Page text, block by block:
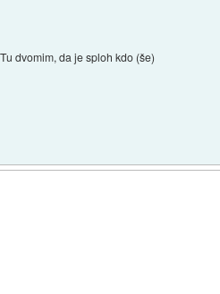
dvomim, da je sploh kdo (še)